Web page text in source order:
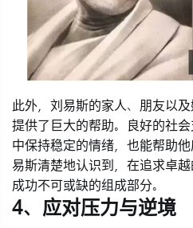
此外，刘易斯的家人、朋友以
提供了巨大的帮助。良好的社
中保持稳定的情绪，也能帮助
易斯清楚地认识到，在追求卓
成功不可或缺的组成部分。
4、应对压力与逆境